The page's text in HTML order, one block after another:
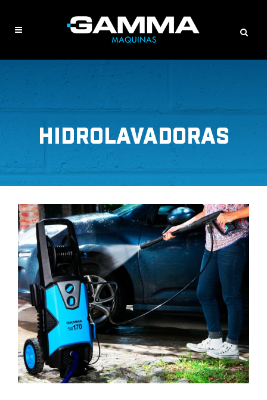
HIDROLAVADORAS